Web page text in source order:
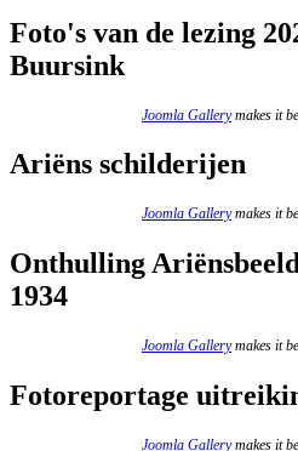
Foto's van de lezing
Buursink
Joomla Gallerymakes it
Ariëns schilderijen
Joomla Gallerymakes it
Onthulling
1934
Joomla Gallerymakes it
Fotoreportage
Joomla Gallerymakes it